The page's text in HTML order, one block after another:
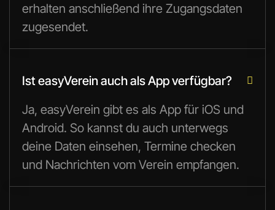
erhalten anschließend ihre Zugangsdaten
zugesendet.
Ist easyVerein auch als App verfügbar? 
Ja, easyVerein gibt es als App für iOS und
Android. So kannst du auch unterwegs
deine Daten einsehen, Termine checken
und Nachrichten vom Verein empfangen.